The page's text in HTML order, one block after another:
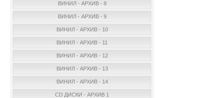
ВИНИЛ - АРХИВ - 8
ВИНИЛ - АРХИВ - 9
ВИНИЛ - АРХИВ - 10
ВИНИЛ - АРХИВ - 11
ВИНИЛ - АРХИВ - 12
ВИНИЛ - АРХИВ - 13
ВИНИЛ - АРХИВ - 14
CD ДИСКИ - АРХИВ 1